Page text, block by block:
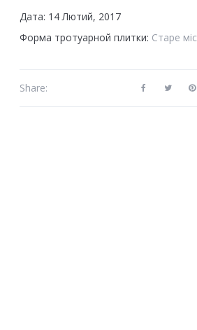
Дата: 14 Лютий, 2017
Форма тротуарной плитки: Старе
Share: